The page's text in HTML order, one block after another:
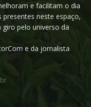
e facilitam o dia
neste espaço,
pelo universo da
e da jornalista